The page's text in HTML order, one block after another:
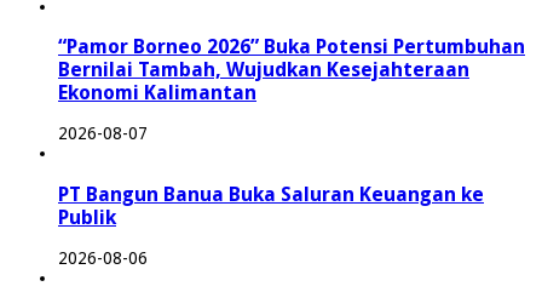
“Pamor Borneo 2026” Buka Potensi Pertumbuhan
Bernilai Tambah, Wujudkan Kesejahteraan
Ekonomi Kalimantan
2026-08-07
PT Bangun Banua Buka Saluran Keuangan ke
Publik
2026-08-06